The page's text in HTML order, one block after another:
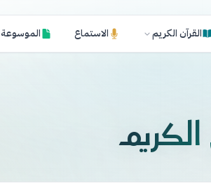
القرآن الكريم الاستماع الموسوعة